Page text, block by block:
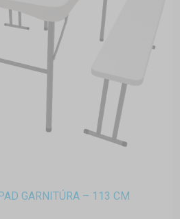
GARNITÚRA – 113 CM